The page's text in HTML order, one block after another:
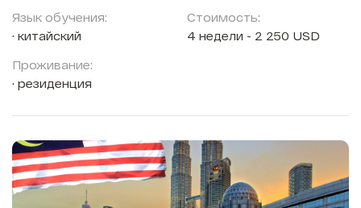
Язык обучения:
китайский
Проживание:
резиденция
Стоимость:
4 недели - 2 250 USD